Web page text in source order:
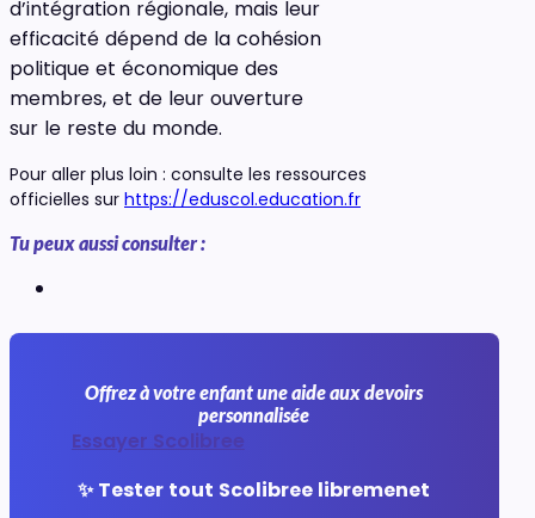
d’intégration régionale, mais leur
efficacité dépend de la cohésion
politique et économique des
membres, et de leur ouverture
sur le reste du monde.
Pour aller plus loin : consulte les ressources
officielles sur https://eduscol.education.fr
Tu peux aussi consulter :
Offrez à votre enfant une aide aux devoirs
personnalisée
Essayer Scolibree
✨ Tester tout Scolibree libremenet